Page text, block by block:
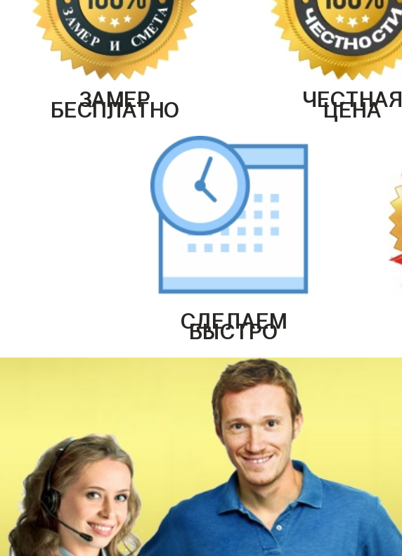
ЗАМЕР
БЕСПЛАТНО ЧЕСТНАЯ
ЦЕНА
СДЕЛАЕМ
БЫСТРО